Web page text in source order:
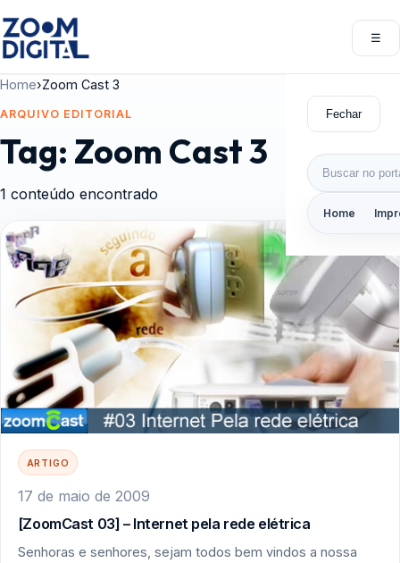
☰
Fechar
Buscar por:
Home
Home›Zoom Cast 3
ARQUIVO EDITORIAL
Tag: Zoom Cast 3
1 conteúdo encontrado
ARTIGO
17 de maio de 2009
[ZoomCast 03] – Internet pela rede elétrica
Senhoras e senhores, sejam todos bem vindos a nossa